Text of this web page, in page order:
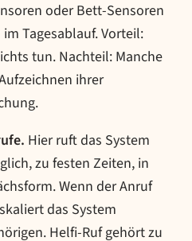
oder Bett-Sensoren
Tagesablauf. Vorteil:
tun. Nachteil: Manche
ihrer
Hier ruft das System
zu festen Zeiten, in
Wenn der Anruf
das System
Helfi-Ruf gehört zu